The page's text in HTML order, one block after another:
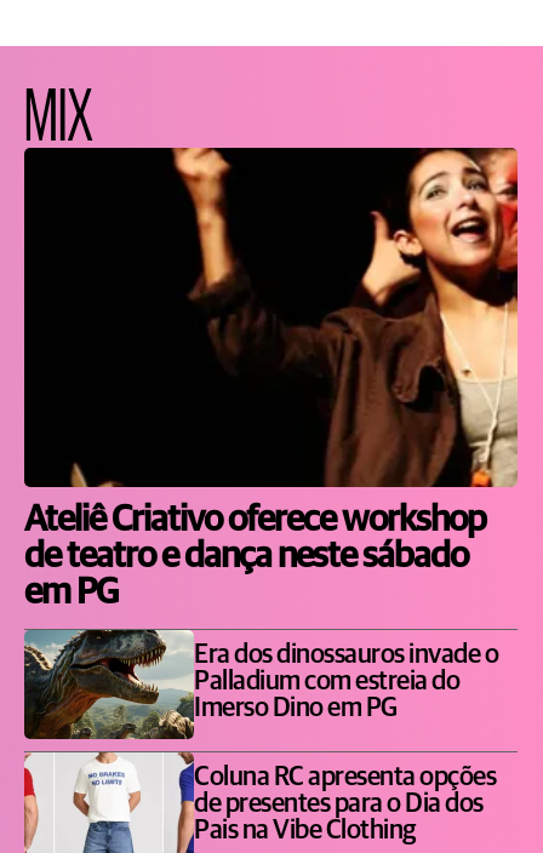
MIX
Ateliê Criativo oferece workshop
de teatro e dança neste sábado
em PG
Era dos dinossauros invade o
Palladium com estreia do
Imerso Dino em PG
Coluna RC apresenta opções
de presentes para o Dia dos
Pais na Vibe Clothing